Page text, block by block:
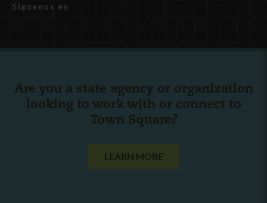
Síguenos en
Are you a state agency or organization
looking to work with or connect to
Town Square?
LEARN MORE